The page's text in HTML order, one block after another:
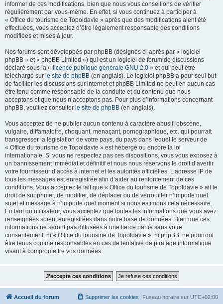
informer de ces modifications, bien que nous vous conseillons de vérifier
régulièrement par vous-même. En effet, si vous continuez à participer à
« Office du tourisme de Topoldavie » après que des modifications aient été
effectuées, vous acceptez d’être légalement responsable des conditions
modifiées et mises à jour.
Nos forums sont développés par phpBB (désignés ci-après par « logiciel
phpBB » et « phpBB Limited ») qui est un logiciel de forum de discussions
déclaré sous la « licence publique générale GNU 2.0 » et qui peut être
téléchargé sur le site de phpBB (en anglais). Le logiciel phpBB a pour seul but
de faciliter les discussions sur internet et phpBB Limited ne peut en aucun cas
être tenu comme responsable de la conduite et du contenu que nous
acceptons et que nous n’acceptons pas. Pour plus d’informations concernant
phpBB, veuillez consulter le site de phpBB (en anglais).
Vous acceptez de ne publier aucun contenu à caractère abusif, obscène,
vulgaire, diffamatoire, choquant, menaçant, pornographique, etc. qui pourrait
transgresser la législation de votre pays, du pays dans lequel le serveur de
« Office du tourisme de Topoldavie » est hébergé ou encore la loi
internationale. Si vous ne respectez pas ces dispositions, vous vous exposez à
un bannissement immédiat et définitif et nous nous réservons le droit d’avertir
votre fournisseur d’accès à internet et les autorités officielles. L’adresse IP de
tous les messages est enregistrée afin d’aider au renforcement de ces
conditions. Vous acceptez le fait que « Office du tourisme de Topoldavie » ait le
droit de supprimer, de modifier, de déplacer ou de verrouiller n’importe quel
sujet et message à n’importe quel moment si nous estimons cela nécessaire.
En tant qu’utilisateur, vous acceptez que toutes les informations que vous avez
renseignées soient enregistrées dans notre base de données. Bien que ces
informations ne seront pas diffusées à une tierce partie sans votre
consentement, ni « Office du tourisme de Topoldavie », ni phpBB, ne pourront
être tenus comme responsables en cas de tentative de piratage informatique
visant à compromettre vos données.
Accueil du forum Fuseau horaire sur UTC+02:00
Supprimer les cookies